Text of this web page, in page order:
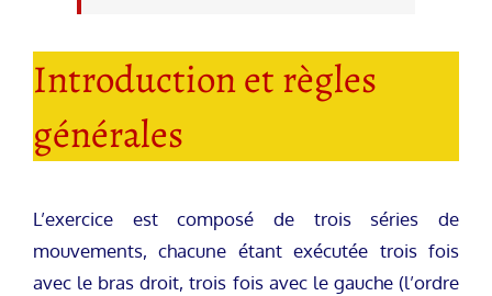
Introduction et règles
générales
L’exercice est composé de trois séries de
mouvements, chacune étant exécutée trois fois
avec le bras droit, trois fois avec le gauche (l’ordre